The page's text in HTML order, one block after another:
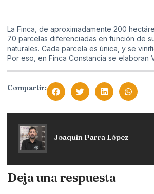
La Finca, de aproximadamente 200
70 parcelas diferenciadas en función de
naturales. Cada parcela es única, y se
Por eso, en Finca Constancia se elaboran
Compartir:
Joaquín Parra López
Deja una respuesta